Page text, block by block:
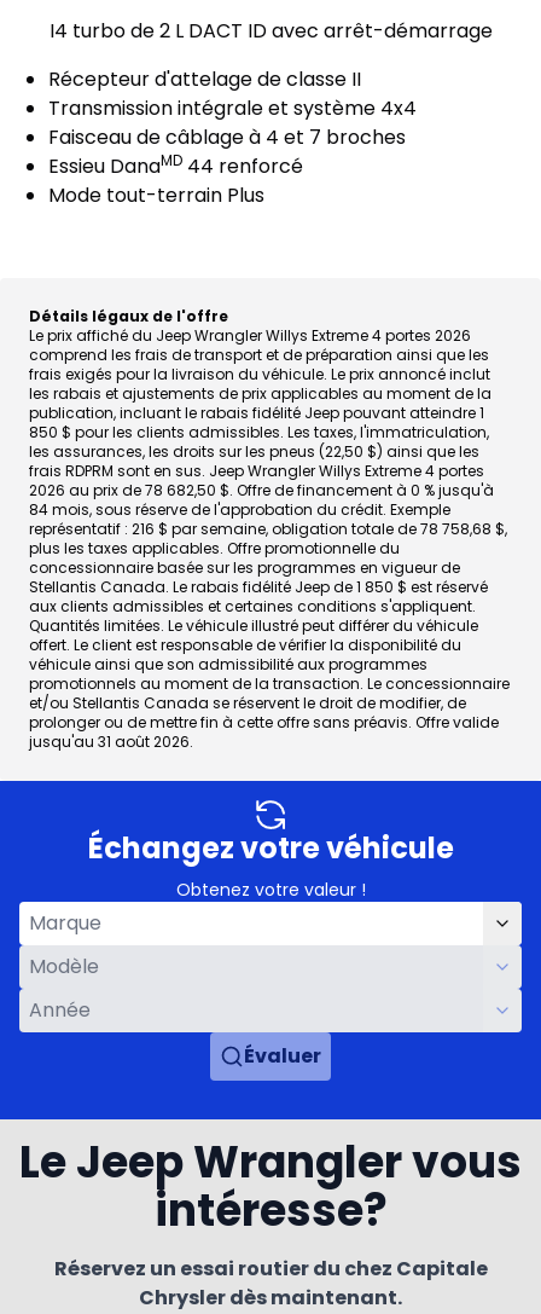
I4 turbo de 2 L DACT ID avec arrêt-démarrage
Récepteur d'attelage de classe II
Transmission intégrale et système 4x4
Faisceau de câblage à 4 et 7 broches
Essieu DanaMD 44 renforcé
Mode tout-terrain Plus
Détails légaux de l'offre
Le prix affiché du Jeep Wrangler Willys Extreme 4 portes 2026
comprend les frais de transport et de préparation ainsi que les
frais exigés pour la livraison du véhicule. Le prix annoncé inclut
les rabais et ajustements de prix applicables au moment de la
publication, incluant le rabais fidélité Jeep pouvant atteindre 1
850 $ pour les clients admissibles. Les taxes, l'immatriculation,
les assurances, les droits sur les pneus (22,50 $) ainsi que les
frais RDPRM sont en sus. Jeep Wrangler Willys Extreme 4 portes
2026 au prix de 78 682,50 $. Offre de financement à 0 % jusqu'à
84 mois, sous réserve de l'approbation du crédit. Exemple
représentatif : 216 $ par semaine, obligation totale de 78 758,68 $,
plus les taxes applicables. Offre promotionnelle du
concessionnaire basée sur les programmes en vigueur de
Stellantis Canada. Le rabais fidélité Jeep de 1 850 $ est réservé
aux clients admissibles et certaines conditions s'appliquent.
Quantités limitées. Le véhicule illustré peut différer du véhicule
offert. Le client est responsable de vérifier la disponibilité du
véhicule ainsi que son admissibilité aux programmes
promotionnels au moment de la transaction. Le concessionnaire
et/ou Stellantis Canada se réservent le droit de modifier, de
prolonger ou de mettre fin à cette offre sans préavis. Offre valide
jusqu'au 31 août 2026.
Échangez votre véhicule
Obtenez votre valeur !
Évaluer
Le Jeep Wrangler vous
intéresse?
Réservez un essai routier du chez Capitale
Chrysler dès maintenant.